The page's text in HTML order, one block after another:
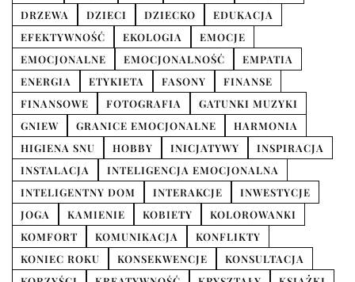
DRZEWA
DZIECI DZIECKO
EDUKACJA
EFEKTYWNOŚĆ
EKOLOGIA
EMOCJE
EMOCJONALNE
EMOCJONALNOŚĆ
EMPATIA
ENERGIA
ETYKIETA FASONY
FINANSE
FINANSOWE
FOTOGRAFIA
GATUNKI MUZYKI
GNIEW
GRANICE EMOCJONALNE
HARMONIA
HIGIENA SNU
HOBBY INICJATYWY
INSPIRACJA
INSTALACJA
INTELIGENCJA EMOCJONALNA
INTELIGENTNY DOM
INTERAKCJE
INWESTYCJE
JOGA
KAMIENIE KOBIETY
KOLOROWANKI
KOMFORT
KOMUNIKACJA
KONFLIKTY
KONIEC ROKU
KONSEKWENCJE
KONSULTACJA